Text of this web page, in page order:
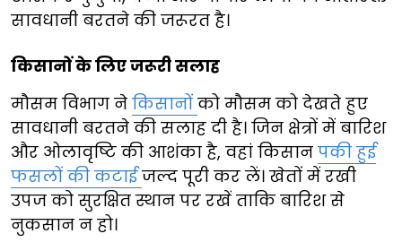
सावधानी बरतने की जरूरत है।
किसानों के लिए जरूरी सलाह
मौसम विभाग ने किसानों को मौसम को देखते हुए
सावधानी बरतने की सलाह दी है। जिन क्षेत्रों में बारिश
और ओलावृष्टि की आशंका है, वहां किसान पकी हुई
फसलों की कटाईजल्द पूरी कर लें। खेतों में रखी
उपज को सुरक्षित स्थान पर रखें ताकि बारिश से
नुकसान न हो।